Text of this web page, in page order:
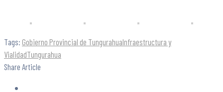
Tags: Gobierno Provincial de TungurahuaInfraestructura y
VialidadTungurahua
Share Article